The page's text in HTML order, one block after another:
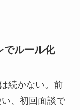
ルール化
続かない。前
、初回面談で